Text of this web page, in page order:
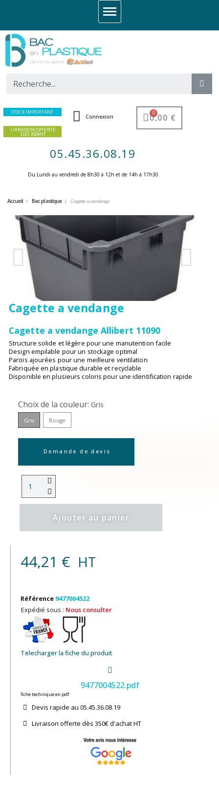
STOCK IMPORTANT
LIVRAISON OFFERTE
DES 350€HT
Connexion 0,00 €
05.45.36.08.19
Du Lundi au vendredi de 8h30 à 12h et de 14h à 17h30 ​
Accueil Bac plastique Cagette a vendange
Cagette a vendange
Cagette a vendange Allibert 11090
Structure solide et légère pour une manutention facile
Design empilable pour un stockage optimal
Parois ajourées pour une meilleure ventilation
Fabriquée en plastique durable et recyclable
Disponible en plusieurs coloris pour une identification rapide
Choix de la couleur Gris
Gris Rouge
Demande de devis
Ajouter au panier
44,21 € HT
Référence 9477004522
Expédié sous : Nous consulter
Telecharger la fiche du produit
9477004522.pdf
fiche technique en pdf
Devis rapide au 05.45.36.08.19​
Livraison offerte dès 350€ d'achat​ HT